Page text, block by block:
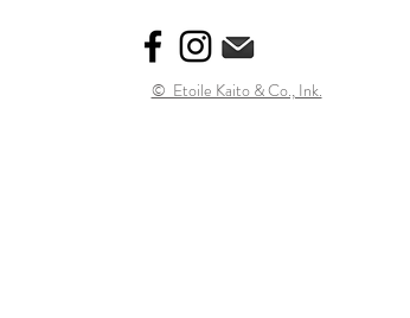
© Etoile Kaito & Co., Ink.